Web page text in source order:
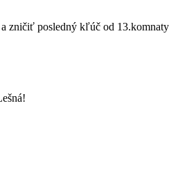
zničiť posledný kľúč od